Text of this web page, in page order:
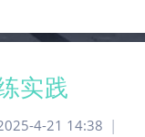
实践
4-21 14:38 |